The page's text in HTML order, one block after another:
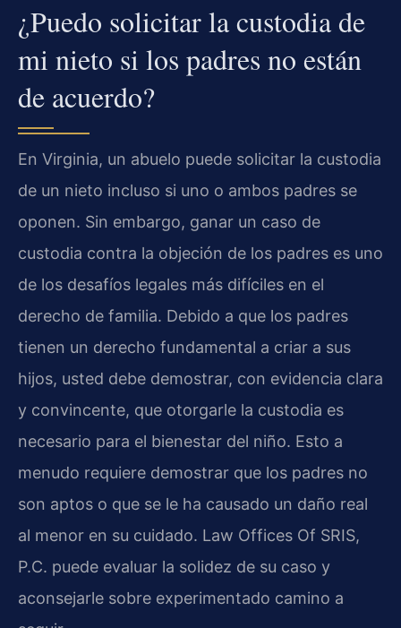
¿Puedo solicitar la custodia de
mi nieto si los padres no están
de acuerdo?
En Virginia, un abuelo puede solicitar la custodia
de un nieto incluso si uno o ambos padres se
oponen. Sin embargo, ganar un caso de
custodia contra la objeción de los padres es uno
de los desafíos legales más difíciles en el
derecho de familia. Debido a que los padres
tienen un derecho fundamental a criar a sus
hijos, usted debe demostrar, con evidencia clara
y convincente, que otorgarle la custodia es
necesario para el bienestar del niño. Esto a
menudo requiere demostrar que los padres no
son aptos o que se le ha causado un daño real
al menor en su cuidado. Law Offices Of SRIS,
P.C. puede evaluar la solidez de su caso y
aconsejarle sobre experimentado camino a